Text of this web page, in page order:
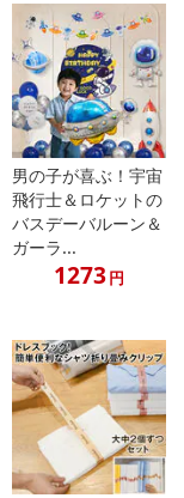
男の子が喜ぶ！宇宙
飛行士＆ロケットの
バスデーバルーン＆
ガーラ...
1273円